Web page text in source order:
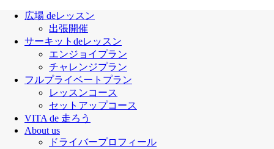
広場 deレッスン
出張開催
サーキットdeレッスン
エンジョイプラン
チャレンジプラン
フルプライベートプラン
レッスンコース
セットアップコース
VITA de 走ろう
About us
ドライバープロフィール